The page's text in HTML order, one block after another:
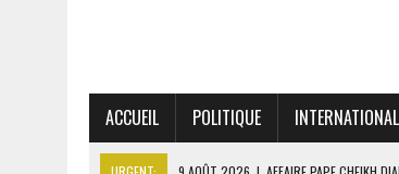
ACCUEIL POLITIQUE INTERNATIONAL